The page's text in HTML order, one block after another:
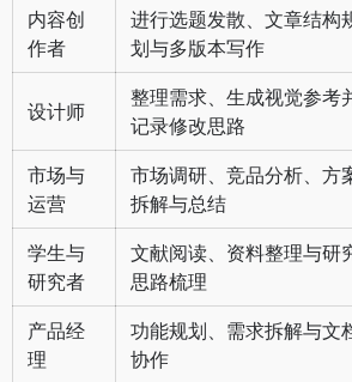
内容创
作者
进行选题发散、文章结构
划与多版本写作
设计师
整理需求、生成视觉参考
记录修改思路
市场与
运营
市场调研、竞品分析、方
拆解与总结
学生与
研究者
文献阅读、资料整理与研
思路梳理
产品经
理
功能规划、需求拆解与文
协作